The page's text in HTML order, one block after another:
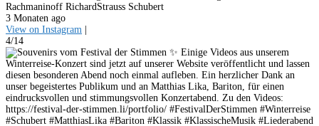
Rachmaninoff RichardStrauss Schubert
3 Monaten ago
View on Instagram |
4/14